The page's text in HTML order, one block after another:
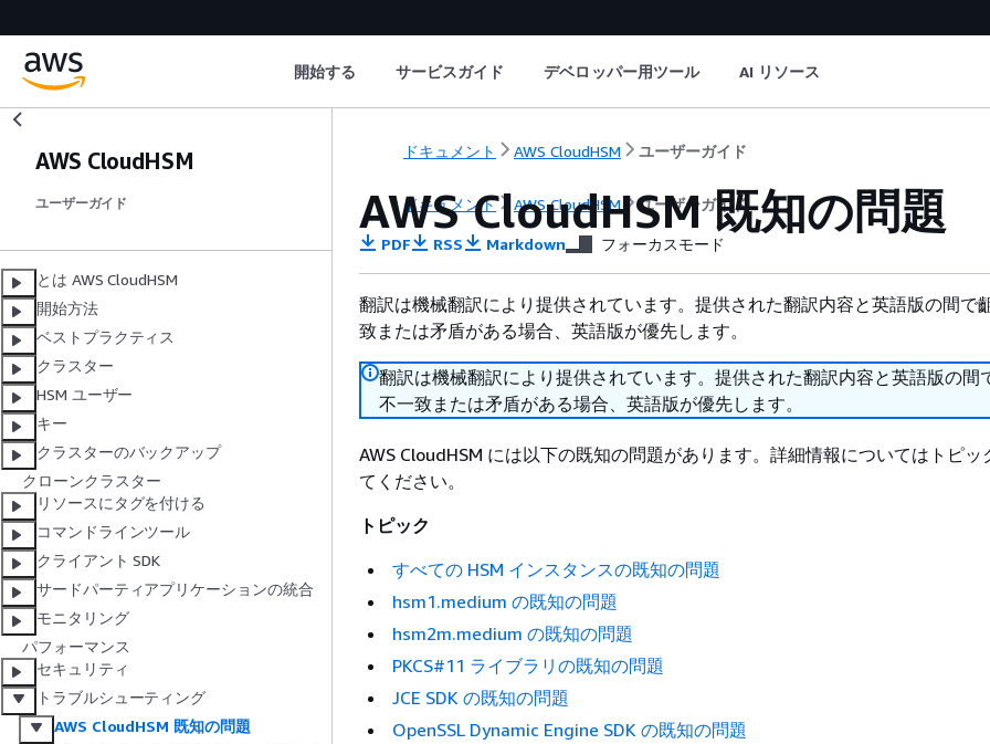
開始する サービスガイド デベロッパー用ツール AI リソース
AWS CloudHSM
ユーザーガイド
とは AWS CloudHSM
開始方法
ベストプラクティス
クラスター
HSM ユーザー
キー
クラスターのバックアップ
クローンクラスター
リソースにタグを付ける
コマンドラインツール
クライアント SDK
サードパーティアプリケーションの統合
モニタリング
パフォーマンス
セキュリティ
トラブルシューティング
AWS CloudHSM 既知の問題
ドキュメント AWS CloudHSM ユーザーガイド
ドキュメント AWS CloudHSM ユーザーガイド
AWS CloudHSM 既知の問題
PDF RSS Markdown フォーカスモード
翻訳は機械翻訳により提供されています。提供された翻訳内容と英語版の間で
致または矛盾がある場合、英語版が優先します。
翻訳は機械翻訳により提供されています。提供された翻訳内容と英語版の間
不一致または矛盾がある場合、英語版が優先します。
AWS CloudHSM には以下の既知の問題があります。詳細情報についてはトピッ
てください。
トピック
すべての HSM インスタンスの既知の問題
hsm1.medium の既知の問題
hsm2m.medium の既知の問題
PKCS#11 ライブラリの既知の問題
JCE SDK の既知の問題
OpenSSL Dynamic Engine SDK の既知の問題